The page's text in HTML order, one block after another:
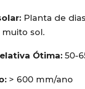
Planta de
sol.
Ótima: 50-
> 600 mm/ano